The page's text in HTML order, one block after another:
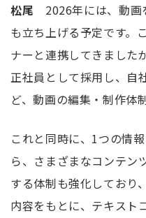
松尾 2026年には、動画
も立ち上げる予定です。
ナーと連携してきました
正社員として採用し、自
ど、動画の編集・制作体
これと同時に、1つの情
ら、さまざまなコンテン
する体制も強化しており
内容をもとに、テキスト